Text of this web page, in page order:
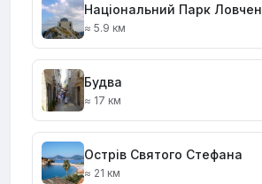
Національний Парк Ловчен
≈ 5.9 км
Будва
≈ 17 км
Острів Святого Стефана
≈ 21 км